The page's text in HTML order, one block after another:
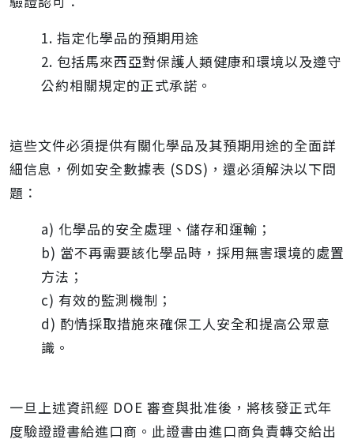
1. 指定化學品的預期用途
2. 包括馬來西亞對保護人類健康和環境以及遵守
公約相關規定的正式承諾。
這些文件必須提供有關化學品及其預期用途的全面詳
細信息，例如安全數據表 (SDS)，還必須解決以下問
題：
a) 化學品的安全處理、儲存和運輸；
b) 當不再需要該化學品時，採用無害環境的處置
方法；
c) 有效的監測機制；
d) 酌情採取措施來確保工人安全和提高公眾意
識。
一旦上述資訊經 DOE 審查與批准後，將核發正式年
度驗證證書給進口商。此證書由進口商負責轉交給出